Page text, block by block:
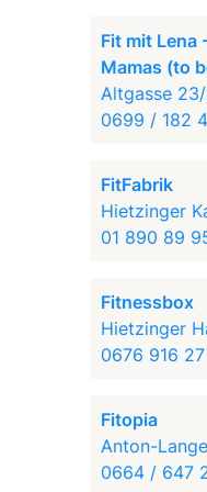
Fit mit Lena
Mamas (to
Altgasse
0699 / 182
FitFabrik
Hietzinger
01 890 89
Fitnessbox
Hietzinger
0676 916
Fitopia
Anton-
0664 / 647